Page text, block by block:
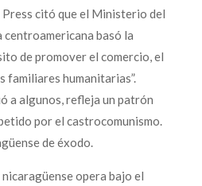
citó que el Ministerio del
basó la
de promover el comercio, el
familiares humanitarias”.
a algunos, refleja un patrón
por el castrocomunismo.
de éxodo.
opera bajo el